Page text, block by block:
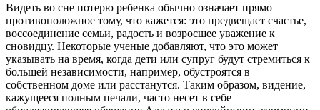
Видеть во сне потерю ребенка обычно означает прямо
противоположное тому, что кажется: это предвещает счастье,
воссоединение семьи, радость и возросшее уважение к
сновидцу. Некоторые ученые добавляют, что это может
указывать на время, когда дети или супруг будут стремиться к
большей независимости, например, обустроятся в
собственном доме или расстанутся. Таким образом, видение,
кажущееся полным печали, часто несет в себе